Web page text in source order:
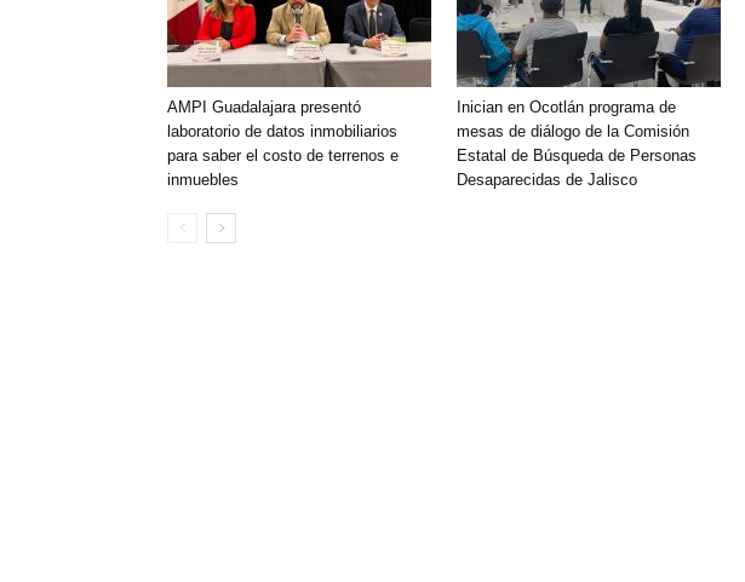
AMPI Guadalajara presentó
laboratorio de datos inmobiliarios
para saber el costo de terrenos e
inmuebles
Inician en Ocotlán programa de
mesas de diálogo de la Comisión
Estatal de Búsqueda de Personas
Desaparecidas de Jalisco